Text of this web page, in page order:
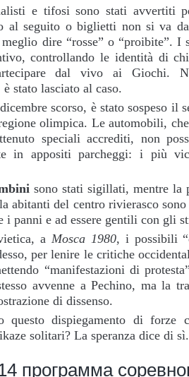
e tifosi sono stati avvertiti
al seguito o biglietti non si va
meglio dire “rosse” o “proibite”. I
controllando le identità di
dal vivo ai Giochi.
stato lasciato al caso.
scorso, è stato sospeso il
olimpica. Le automobili,
speciali accrediti, non
in appositi parcheggi: i più
sono stati sigillati, mentre la
abitanti del centro rivierasco
i panni e ad essere gentili con gli
aMosca 1980, i possibili
per lenire le critiche
“manifestazioni di
avvenne a Pechino, ma la
di dissenso.
questo dispiegamento di forze
solitari? La speranza dice di
программа